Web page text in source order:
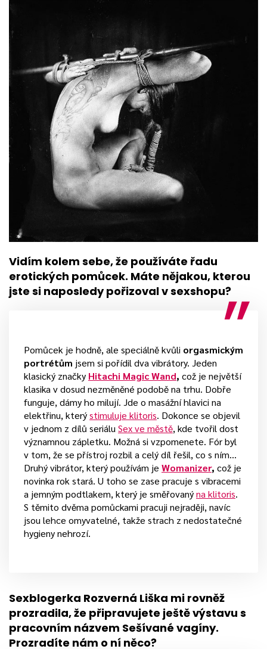
Vidím kolem sebe, že používáte řadu
erotických pomůcek. Máte nějakou, kterou
jste si naposledy pořizoval v sexshopu?
Pomůcek je hodně, ale speciálně kvůli orgasmickým
portrétům jsem si pořídil dva vibrátory. Jeden
klasický značky Hitachi Magic Wand, což je největší
klasika v dosud nezměněné podobě na trhu. Dobře
funguje, dámy ho milují. Jde o masážní hlavici na
elektřinu, kterýstimuluje klitoris. Dokonce se objevil
v jednom z dílů seriáluSex ve městě, kde tvořil dost
významnou zápletku. Možná si vzpomenete. Fór byl
v tom, že se přístroj rozbil a celý díl řešil, co s ním…
Druhý vibrátor, který používám je Womanizer, což je
novinka rok stará. U toho se zase pracuje s vibracemi
a jemným podtlakem, který je směřovanýna klitoris.
S těmito dvěma pomůckami pracuji nejraději, navíc
jsou lehce omyvatelné, takže strach z nedostatečné
hygieny nehrozí.
Sexblogerka Rozverná Liška mi rovněž
prozradila, že připravujete ještě výstavu s
pracovním názvem Sešívané vagíny.
Prozradíte nám o ní něco?